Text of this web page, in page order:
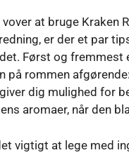
at bruge Kraken
er der et par
Først og fremmest
på rommen
dig mulighed for
aromaer, når den
vigtigt at lege med